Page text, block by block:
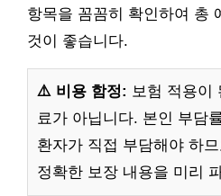
항목을 꼼꼼히 확인하여 총
것이 좋습니다.
⚠️ 비용 함정: 보험 적용이
료가 아닙니다. 본인 부담
환자가 직접 부담해야 하
정확한 보장 내용을 미리